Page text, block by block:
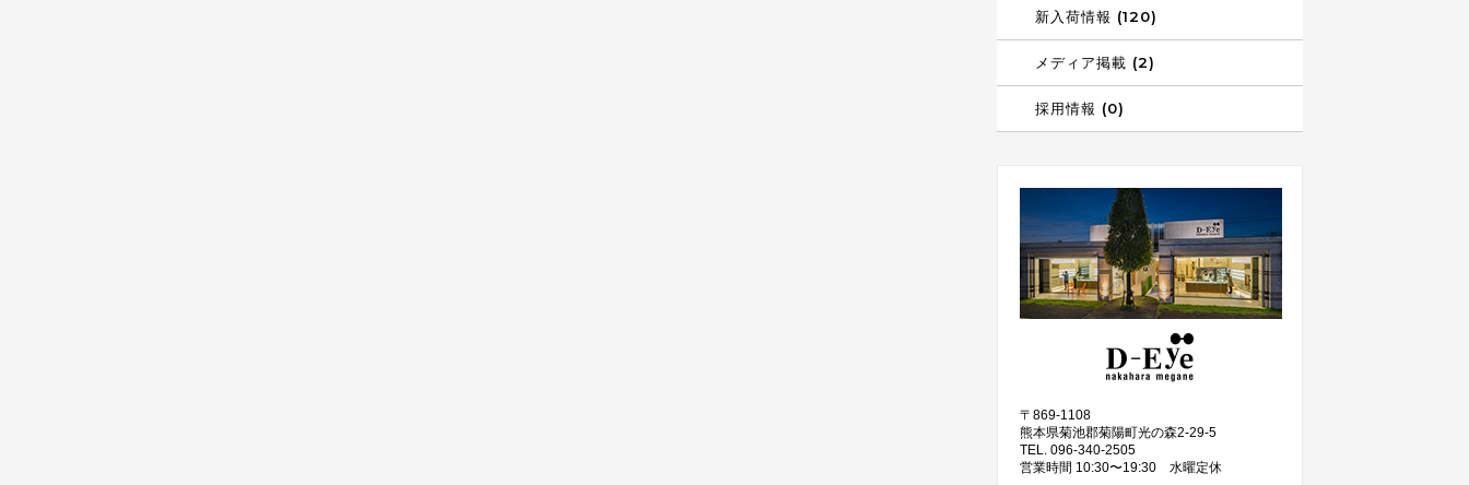
新入荷情報 (120)
メディア掲載 (2)
採用情報 (0)
〒869-1108
熊本県菊池郡菊陽町光の森2-29-5
TEL. 096-340-2505
営業時間 10:30〜19:30 水曜定休